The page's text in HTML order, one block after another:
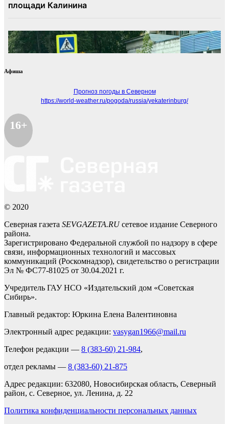
Афиша
Прогноз погоды в Северном
https://world-weather.ru/pogoda/russia/yekaterinburg/
16+
© 2020
Северная газета SEVGAZETA.RUсетевое издание Северного
района.
Зарегистрировано Федеральной службой по надзору в сфере
связи, информационных технологий и массовых
коммуникаций (Роскомнадзор), свидетельство о регистрации
Эл № ФС77-81025 от 30.04.2021 г.
Учредитель ГАУ НСО «Издательский дом «Советская
Сибирь».
Главный редактор: Юркина Елена Валентиновна
Электронный адрес редакции: vasygan1966@mail.ru
Телефон редакции — 8 (383-60) 21-984,
отдел рекламы — 8 (383-60) 21-875
Адрес редакции: 632080, Новосибирская область, Северный
район, с. Северное, ул. Ленина, д. 22
Политика конфиденциальности персональных данных